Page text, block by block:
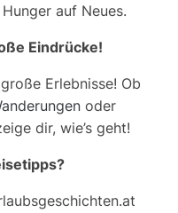
auf Neues.
Eindrücke!
Erlebnisse! Ob
oder
dir, wie’s geht!